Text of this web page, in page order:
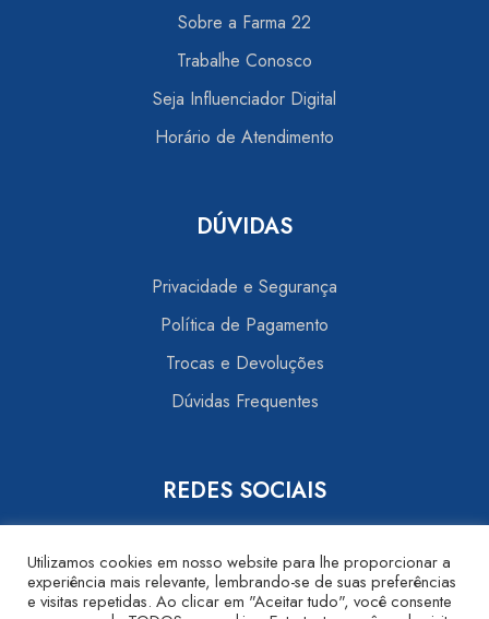
Sobre a Farma 22
Trabalhe Conosco
Seja Influenciador Digital
Horário de Atendimento
DÚVIDAS
Privacidade e Segurança
Política de Pagamento
Trocas e Devoluções
Dúvidas Frequentes
REDES SOCIAIS
Utilizamos cookies em nosso website para lhe proporcionar a
experiência mais relevante, lembrando-se de suas preferências
e visitas repetidas. Ao clicar em "Aceitar tudo", você consente